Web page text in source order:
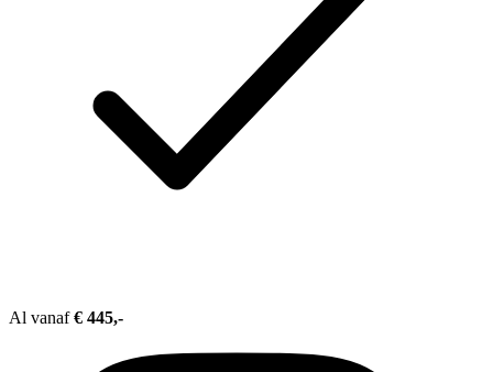
Al vanaf€ 445,-